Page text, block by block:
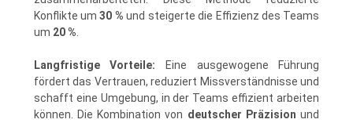
Konflikte um30 % und steigerte die Effizienz des Teams
um 20 %
Langfristige Vorteile: Eine ausgewogene Führung
fördert das Vertrauen, reduziert Missverständnisse und
schafft eine Umgebung, in der Teams effizient arbeiten
können. Die Kombination von deutscher Präzision und